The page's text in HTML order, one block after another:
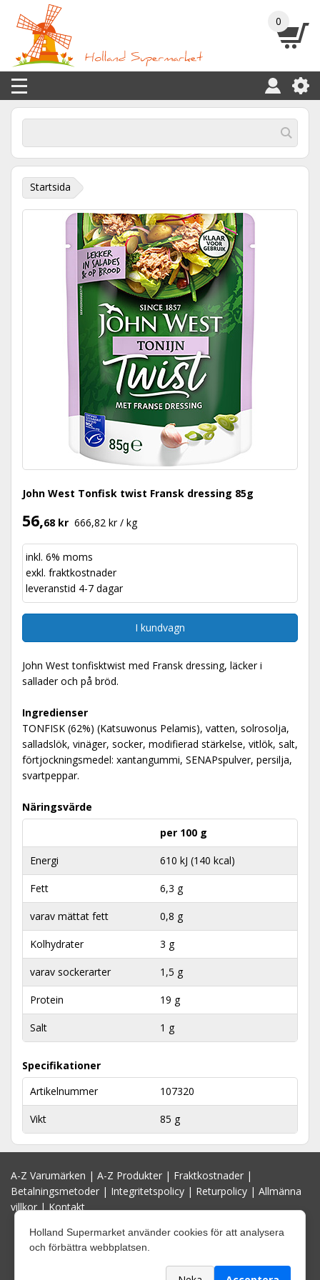
0
Startsida
John West Tonfisk twist Fransk dressing 85g
56,68 kr 666,82 kr / kg
inkl. 6% moms
exkl. fraktkostnader
leveranstid 4-7 dagar
I kundvagn
John West tonfisktwist med Fransk dressing, läcker i
sallader och på bröd.
Ingredienser
TONFISK (62%) (Katsuwonus Pelamis), vatten, solrosolja,
salladslök, vinäger, socker, modifierad stärkelse, vitlök, salt,
förtjockningsmedel: xantangummi, SENAPspulver, persilja,
svartpeppar.
Näringsvärde
per 100 g
Energi 610 kJ (140 kcal)
Fett 6,3 g
varav mättat fett 0,8 g
Kolhydrater 3 g
varav sockerarter 1,5 g
Protein 19 g
Salt 1 g
Specifikationer
Artikelnummer
107320
Vikt 85 g
A-Z Varumärken | A-Z Produkter | Fraktkostnader |
Betalningsmetoder | Integritetspolicy | Returpolicy | Allmänna
villkor|Kontakt
Holland Supermarket använder cookies för att analysera
och förbättra webbplatsen.